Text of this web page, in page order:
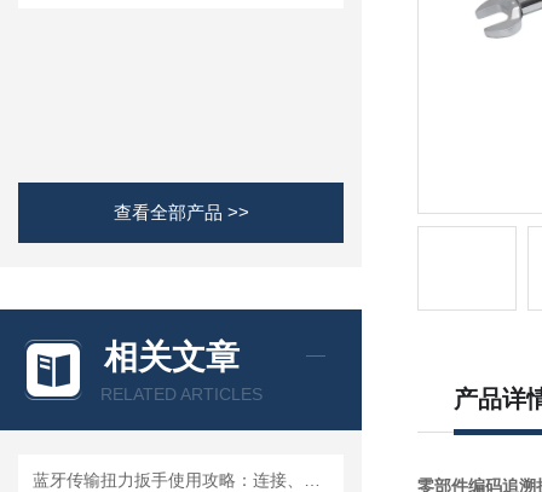
查看全部产品 >>
相关文章
RELATED ARTICLES 产品详
零部件编码追溯